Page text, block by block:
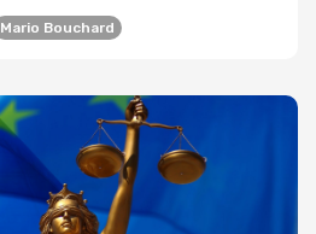
Mario Bouchard